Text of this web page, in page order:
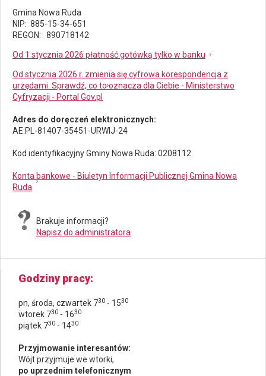
Gmina Nowa Ruda
NIP: 885-15-34-651
REGON: 890718142
Od 1 stycznia 2026 płatność gotówką tylko w banku
Od stycznia 2026 r. zmienia się cyfrowa korespondencja z
urzędami. Sprawdź, co to oznacza dla Ciebie - Ministerstwo
Cyfryzacji - Portal Gov.pl
Adres do doręczeń elektronicznych:
AE:PL-81407-35451-URWIJ-24
Kod identyfikacyjny Gminy Nowa Ruda: 0208112
Konta bankowe - Biuletyn Informacji Publicznej Gmina Nowa
Ruda
Brakuje informacji?
Napisz do administratora
Godziny pracy
pn, środa, czwartek 730 - 1530
wtorek 730 - 1630
piątek 730 - 1430
Przyjmowanie interesantów:
Wójt przyjmuje we wtorki,
po uprzednim telefonicznym